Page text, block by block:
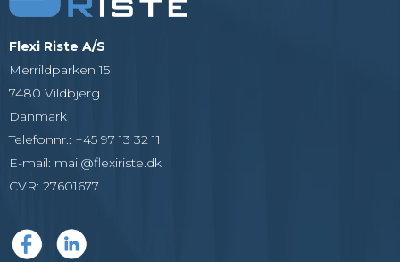
Flexi Riste A/S
Merrildparken 15
7480 Vildbjerg
Danmark
Telefonnr.: +45 97 13 32 11
E-mail: mail@flexiriste.dk
CVR: 27601677